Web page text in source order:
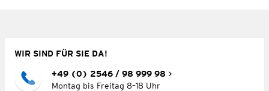
WIR SIND FÜR SIE DA!
+49 (0) 2546 / 98 999 98
Montag bis Freitag 8–18 Uhr